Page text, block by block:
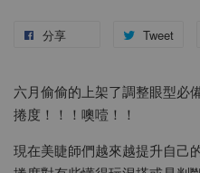
分享 Tweet
六月偷偷的上架了調整眼型必
捲度！！！噢噎！！
現在美睫師們越來越提升自己